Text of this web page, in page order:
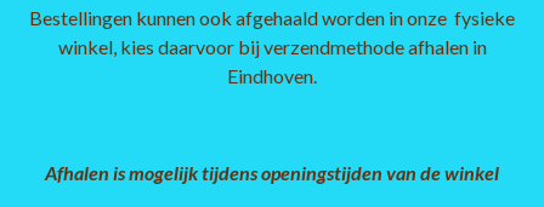
Bestellingen kunnen ook afgehaald worden in onze fysieke
winkel, kies daarvoor bij verzendmethode afhalen in
Eindhoven.
Afhalen is mogelijk tijdens openingstijden van de winkel